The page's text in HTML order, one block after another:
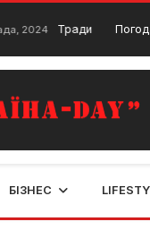
Традиції та обряди на
БІЗНЕС